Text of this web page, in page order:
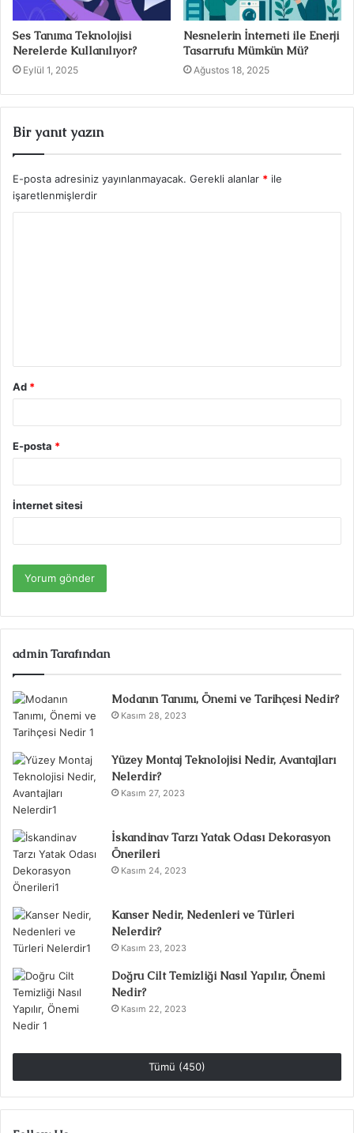
Ses Tanıma Teknolojisi
Nerelerde Kullanılıyor?
Eylül 1, 2025
Nesnelerin İnterneti ile Enerji
Tasarrufu Mümkün Mü?
Ağustos 18, 2025
Bir yanıt yazın
E-posta adresiniz yayınlanmayacak. Gerekli alanlar * ile
işaretlenmişlerdir
Ad *
E-posta *
İnternet sitesi
admin Tarafından
Modanın Tanımı, Önemi ve Tarihçesi Nedir?
Kasım 28, 2023
Yüzey Montaj Teknolojisi Nedir, Avantajları
Nelerdir?
Kasım 27, 2023
İskandinav Tarzı Yatak Odası Dekorasyon
Önerileri
Kasım 24, 2023
Kanser Nedir, Nedenleri ve Türleri
Nelerdir?
Kasım 23, 2023
Doğru Cilt Temizliği Nasıl Yapılır, Önemi
Nedir?
Kasım 22, 2023
Tümü (450)